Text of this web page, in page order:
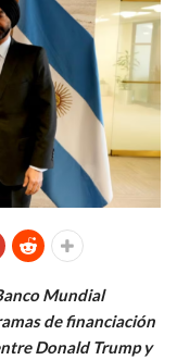
Mundial
de financiación
Donald Trump y